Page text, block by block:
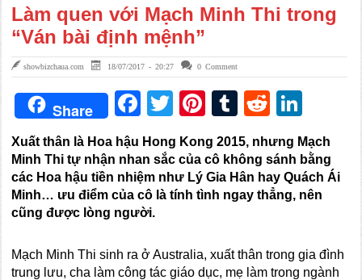
Làm quen với Mạch Minh Thi trong
“Ván bài định mệnh”
showbizchaua.com 18/07/2017 - 20:27 0 Comment
Share Facebook
TwitterPinterest
TumblrReddit
Xuất thân là Hoa hậu Hong Kong 2015, nhưng Mạch
Minh Thi tự nhận nhan sắc của cô không sánh bằng
các Hoa hậu tiền nhiệm như Lý Gia Hân hay Quách Ái
Minh… ưu điểm của cô là tính tình ngay thẳng, nên
cũng được lòng người.
Mạch Minh Thi sinh ra ở Australia, xuất thân trong gia đình
trung lưu, cha làm công tác giáo dục, mẹ làm trong ngành